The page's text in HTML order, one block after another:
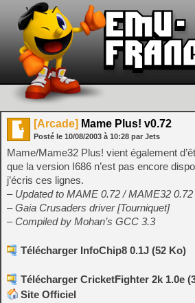
[Arcade] Mame Plus! v0.72
Posté le 10/08/2003 à 10:28 par Jets
Mame/Mame32 Plus! vient également
que la version I686 n’est pas encore
j’écris ces lignes.
– Updated to MAME 0.72 / MAME32 0.72
– Gaia Crusaders driver [Tourniquet]
– Compiled by Mohan’s GCC 3.3
Télécharger InfoChip8 0.1J (52 Ko)
Télécharger CricketFighter 2k 1.0e
Site Officiel